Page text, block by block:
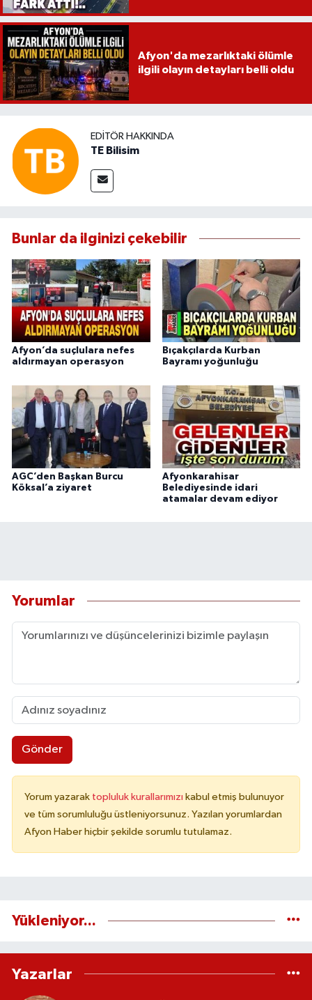
Afyon'da mezarlıktaki ölümle
ilgili olayın detayları belli oldu
EDITÖR HAKKINDA
TE Bilisim
Bunlar da ilginizi çekebilir
Afyon’da suçlulara nefes
aldırmayan operasyon
Bıçakçılarda Kurban
Bayramı yoğunluğu
AGC’den Başkan Burcu
Köksal’a ziyaret
Afyonkarahisar
Belediyesinde idari
atamalar devam ediyor
Yorumlar
Gönder
Yorum yazarak topluluk kurallarımızı kabul etmiş bulunuyor
ve tüm sorumluluğu üstleniyorsunuz. Yazılan yorumlardan
Afyon Haber hiçbir şekilde sorumlu tutulamaz.
Yükleniyor...
Yazarlar